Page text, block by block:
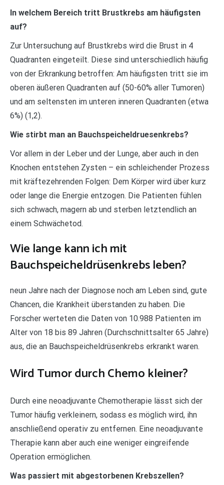
In welchem Bereich tritt Brustkrebs am häufigsten
auf?
Zur Untersuchung auf Brustkrebs wird die Brust in 4
Quadranten eingeteilt. Diese sind unterschiedlich häufig
von der Erkrankung betroffen: Am häufigsten tritt sie im
oberen äußeren Quadranten auf (50-60% aller Tumoren)
und am seltensten im unteren inneren Quadranten (etwa
6%) (1,2).
Wie stirbt man an Bauchspeicheldruesenkrebs?
Vor allem in der Leber und der Lunge, aber auch in den
Knochen entstehen Zysten – ein schleichender Prozess
mit kräftezehrenden Folgen: Dem Körper wird über kurz
oder lange die Energie entzogen. Die Patienten fühlen
sich schwach, magern ab und sterben letztendlich an
einem Schwächetod.
Wie lange kann ich mit
Bauchspeicheldrüsenkrebs leben?
neun Jahre nach der Diagnose noch am Leben sind, gute
Chancen, die Krankheit überstanden zu haben. Die
Forscher werteten die Daten von 10.988 Patienten im
Alter von 18 bis 89 Jahren (Durchschnittsalter 65 Jahre)
aus, die an Bauchspeicheldrüsenkrebs erkrankt waren.
Wird Tumor durch Chemo kleiner?
Durch eine neoadjuvante Chemotherapie lässt sich der
Tumor häufig verkleinern, sodass es möglich wird, ihn
anschließend operativ zu entfernen. Eine neoadjuvante
Therapie kann aber auch eine weniger eingreifende
Operation ermöglichen.
Was passiert mit abgestorbenen Krebszellen?